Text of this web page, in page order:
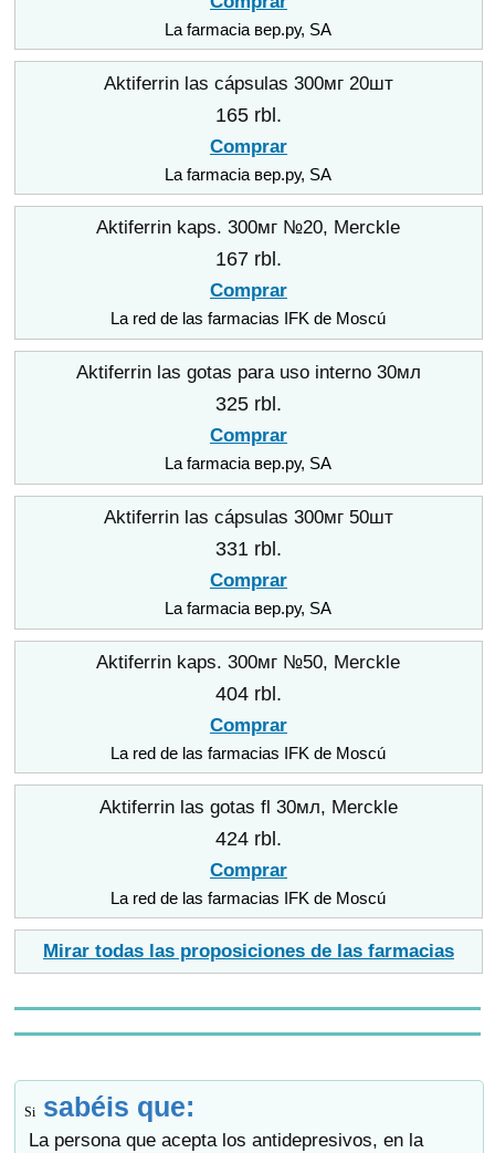
La farmacia вер.ру, SA
Aktiferrin las cápsulas 300мг 20шт
165 rbl.
Comprar
La farmacia вер.ру, SA
Aktiferrin kaps. 300мг №20, Merckle
167 rbl.
Comprar
La red de las farmacias IFK de Moscú
Aktiferrin las gotas para uso interno 30мл
325 rbl.
Comprar
La farmacia вер.ру, SA
Aktiferrin las cápsulas 300мг 50шт
331 rbl.
Comprar
La farmacia вер.ру, SA
Aktiferrin kaps. 300мг №50, Merckle
404 rbl.
Comprar
La red de las farmacias IFK de Moscú
Aktiferrin las gotas fl 30мл, Merckle
424 rbl.
Comprar
La red de las farmacias IFK de Moscú
Mirar todas las proposiciones de las farmacias
Si sabéis que:
La persona que acepta los antidepresivos, en la